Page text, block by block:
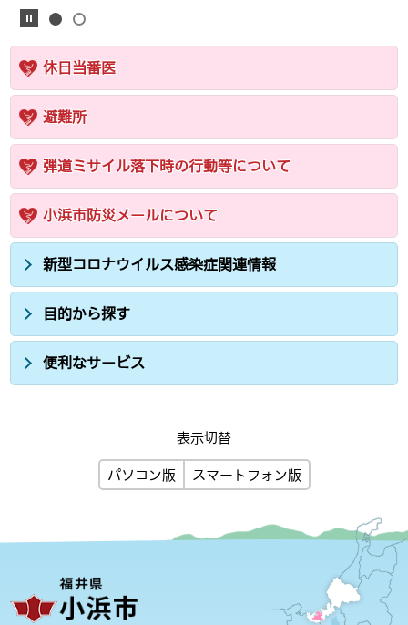
休日当番医
避難所
弾道ミサイル落下時の行動等について
小浜市防災メールについて
新型コロナウイルス感染症関連情報
目的から探す
便利なサービス
表示切替
パソコン版 スマートフォン版